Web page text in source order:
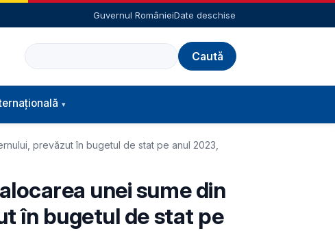
Guvernul RomânieiDate deschise
Caută
prevăzut în bugetul de stat pe anul 2023,
unei sume din
în bugetul de stat pe